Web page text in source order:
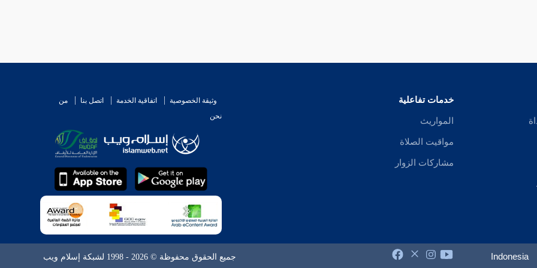
خدمات تفاعلية
المواريث
مواقيت الصلاة
مشاركات الزوار
وثيقة الخصوصية اتفاقية الخدمة اتصل بنا
من
نحن
Indonesia جميع الحقوق محفوظة © 2026 - 1998 لشبكة إسلام ويب